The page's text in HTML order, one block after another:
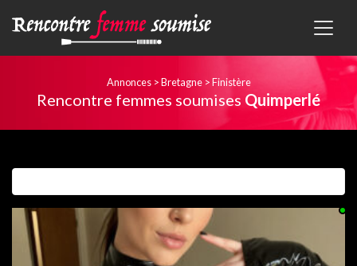
Annonces>Bretagne>Finistère
Rencontre femmes soumises Quimperlé